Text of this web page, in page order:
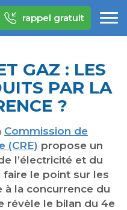
rappel gratuit
GAZ : LES
PAR LA
?
Commission de
(CRE) propose un
l’électricité et du
faire le point sur les
à la concurrence du
révèle le bilan du 4e